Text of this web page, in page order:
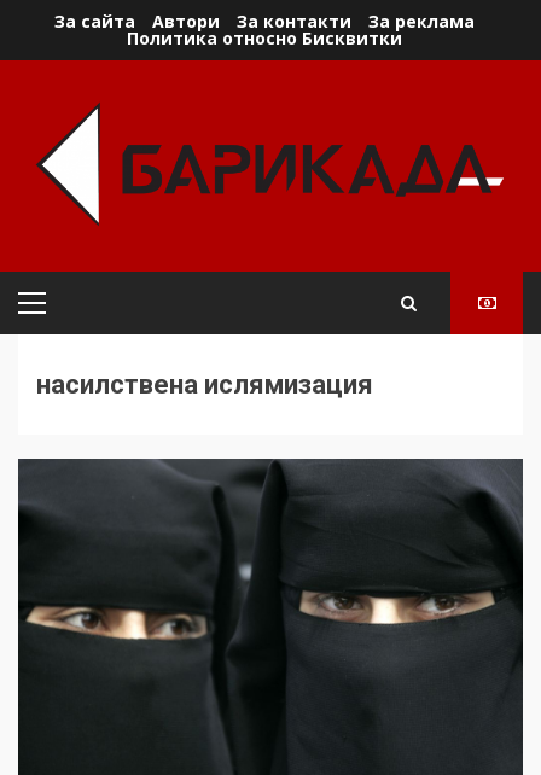
За сайта Автори За контакти За реклама
Политика относно Бисквитки
Primary
насилствена ислямизация